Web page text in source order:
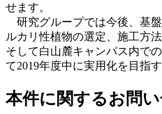
せます。
研究グループでは今後、基
ルカリ性植物の選定、施工方
そして白山麓キャンパス内で
て2019年度中に実用化を目指す
本件に関するお問